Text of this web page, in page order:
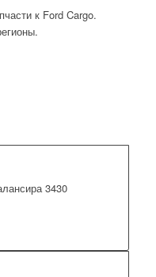
к Ford Cargo.
3430